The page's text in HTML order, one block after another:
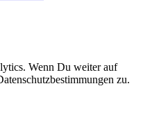
Wenn Du weiter auf
zu.